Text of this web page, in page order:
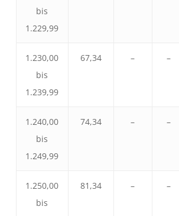
bis
1.229,99
1.230,00
bis
1.239,99
67,34 – –
1.240,00
bis
1.249,99
74,34 – –
1.250,00
bis
81,34 – –